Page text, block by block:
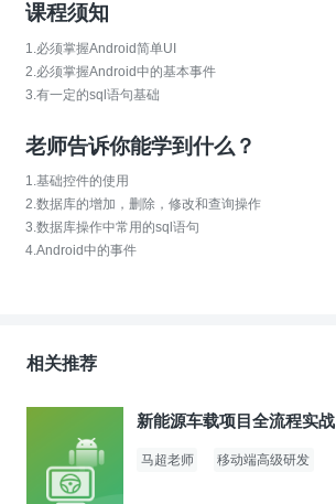
课程须知
1.必须掌握Android简单UI
2.必须掌握Android中的基本事件
3.有一定的sql语句基础
老师告诉你能学到什么？
1.基础控件的使用
2.数据库的增加，删除，修改和查询操作
3.数据库操作中常用的sql语句
4.Android中的事件
相关推荐
新能源车载项目全流程实战
马超老师 移动端高级研发